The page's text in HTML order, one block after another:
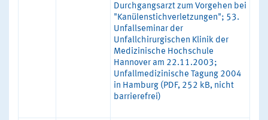
Durchgangsarzt zum Vorgehen bei
"Kanülenstichverletzungen"; 53.
Unfallseminar der
Unfallchirurgischen Klinik der
Medizinische Hochschule
Hannover am 22.11.2003;
Unfallmedizinische Tagung 2004
in Hamburg (PDF, 252 kB, nicht
barrierefrei)